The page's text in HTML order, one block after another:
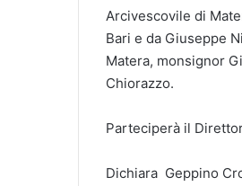
Arcivescovile di
Bari e da Giuseppe
Matera, monsignor
Chiorazzo.
Parteciperà il
Dichiara Geppino